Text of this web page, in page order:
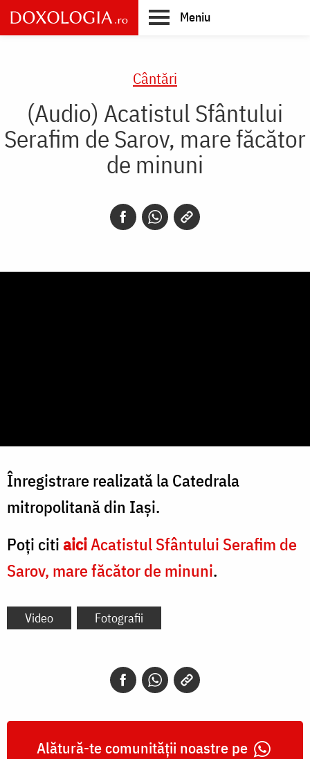
Skip
to
main
Meniu
Cântări
(Audio) Acatistul Sfântului
Serafim de Sarov, mare făcător
de minuni
Înregistrare realizată la Catedrala
mitropolitană din Iași.
Poți citiaiciAcatistul Sfântului Serafim de
Sarov, mare făcător de minuni.
Video Fotografii
Alătură-te comunității noastre pe